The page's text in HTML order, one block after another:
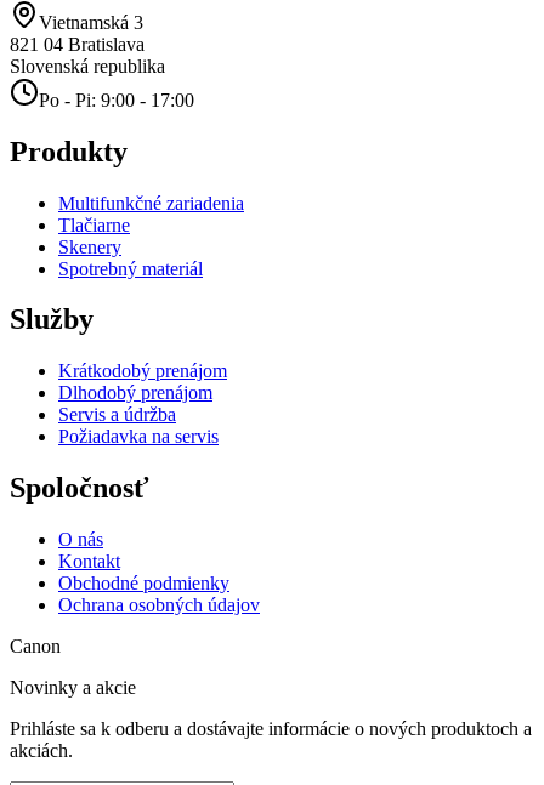
Vietnamská 3
821 04 Bratislava
Slovenská republika
Po - Pi: 9:00 - 17:00
Produkty
Multifunkčné zariadenia
Tlačiarne
Skenery
Spotrebný materiál
Služby
Krátkodobý prenájom
Dlhodobý prenájom
Servis a údržba
Požiadavka na servis
Spoločnosť
O nás
Kontakt
Obchodné podmienky
Ochrana osobných údajov
Canon
Novinky a akcie
Prihláste sa k odberu a dostávajte informácie o nových produktoch a
akciách.